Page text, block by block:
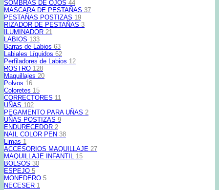
SOMBRAS DE OJOS 44
MASCARA DE PESTAÑAS 37
PESTAÑAS POSTIZAS 19
RIZADOR DE PESTAÑAS 3
ILUMINADOR 21
LABIOS 133
Barras de Labios 63
Labiales Líquidos 62
Perfiladores de Labios 12
ROSTRO 128
Maquillajes 20
Polvos 16
Coloretes 15
CORRECTORES 11
UÑAS 102
PEGAMENTO PARA UÑAS 2
UÑAS POSTIZAS 9
ENDURECEDOR 2
NAIL COLOR PEN 38
Limas 1
ACCESORIOS MAQUILLAJE 27
MAQUILLAJE INFANTIL 15
BOLSOS 30
ESPEJO 5
MONEDERO 5
NECESER 1